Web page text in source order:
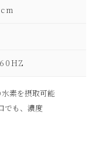
素を摂取可能
でも、濃度